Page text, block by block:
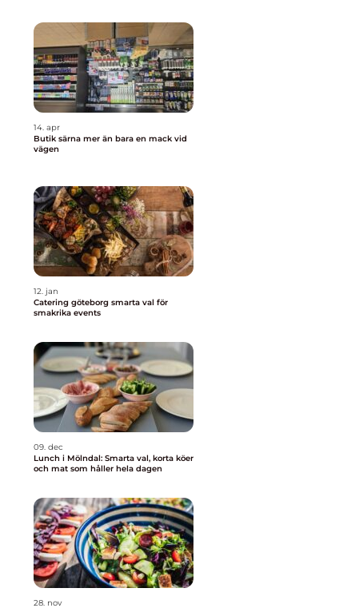
14. apr
Butik särna mer än bara en mack vid
vägen
12. jan
Catering göteborg smarta val för
smakrika events
09. dec
Lunch i Mölndal: Smarta val, korta köer
och mat som håller hela dagen
28. nov